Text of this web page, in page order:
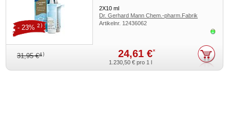
2X10ml
Dr. Gerhard Mann Chem.-pharm.Fabrik
GmbH
Artikelnr. 12436062
31,95 €4) 24,61 €*
- 23% 2)
1.230,50 € pro 1 l